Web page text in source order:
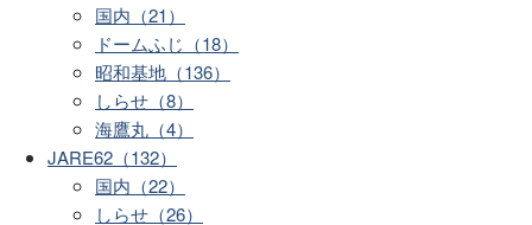
国内（21）
ドームふじ（18）
昭和基地（136）
しらせ（8）
海鷹丸（4）
JARE62（132）
国内（22）
しらせ（26）